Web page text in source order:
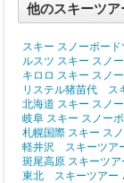
他のスキーツ
スキー スノーボー
ルスツ スキー スノ
キロロ スキー スノ
リステル猪苗代 ス
北海道 スキー スノ
岐阜 スキー スノー
札幌国際 スキー ス
軽井沢 スキーツア
斑尾高原 スキーツア
東北 スキーツアー